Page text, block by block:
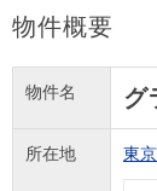
物件概要
物件名 グ
所在地 東